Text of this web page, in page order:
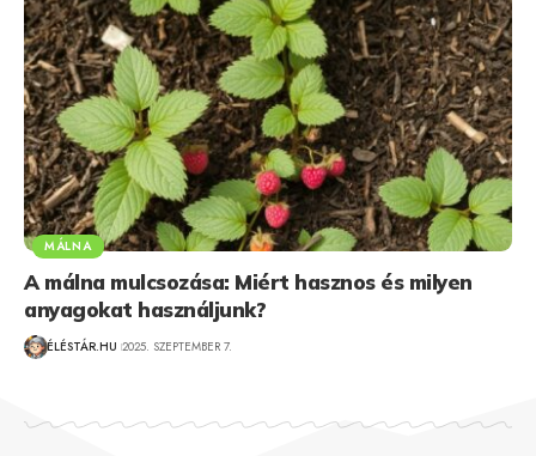
MÁLNA
A málna mulcsozása: Miért hasznos és milyen
anyagokat használjunk?
ÉLÉSTÁR.HU 2025. SZEPTEMBER 7.